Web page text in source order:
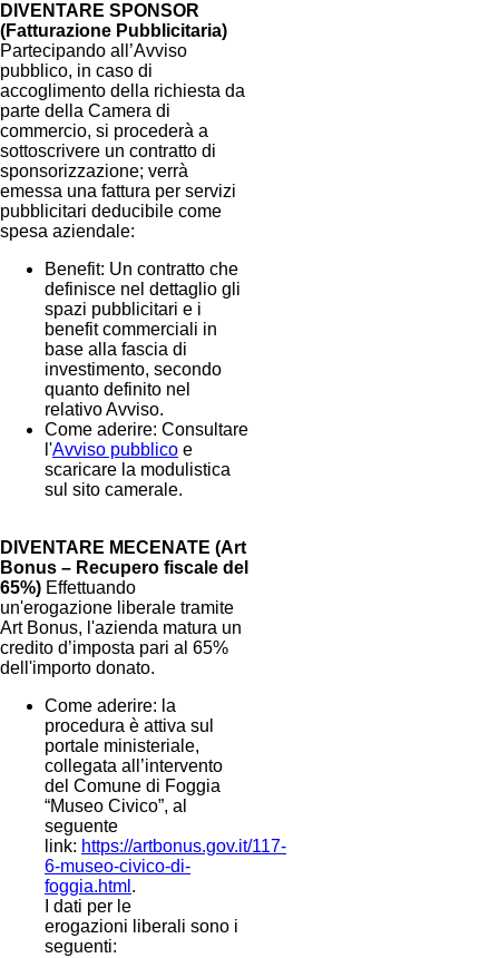
DIVENTARE SPONSOR
(Fatturazione Pubblicitaria)
Partecipando all’Avviso
pubblico, in caso di
accoglimento della richiesta da
parte della Camera di
commercio, si procederà a
sottoscrivere un contratto di
sponsorizzazione; verrà
emessa una fattura per servizi
pubblicitari deducibile come
spesa aziendale:
Benefit: Un contratto che
definisce nel dettaglio gli
spazi pubblicitari e i
benefit commerciali in
base alla fascia di
investimento, secondo
quanto definito nel
relativo Avviso.
Come aderire: Consultare
l'Avviso pubblico e
scaricare la modulistica
sul sito camerale.
DIVENTARE MECENATE (Art
Bonus – Recupero fiscale del
65%) Effettuando
un'erogazione liberale tramite
Art Bonus, l'azienda matura un
credito d’imposta pari al 65%
dell'importo donato.
Come aderire: la
procedura è attiva sul
portale ministeriale,
collegata all’intervento
del Comune di Foggia
“Museo Civico”, al
seguente
link: https://artbonus.gov.it/117-
6-museo-civico-di-
foggia.html .
I dati per le
erogazioni liberali sono i
seguenti: